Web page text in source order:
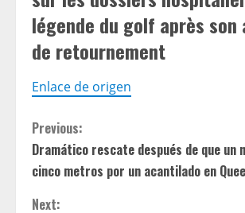
légende du golf après
de retournement
Enlace de origen
C
o
n
Previous:
Dramático rescate después de que un
cinco metros por un acantilado en
Next: